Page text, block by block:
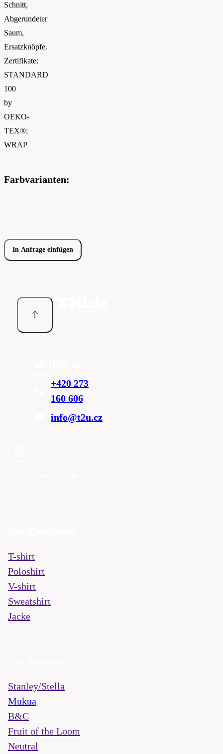
Schnitt,
Abgerundeter
Saum,
Ersatzknöpfe.
Zertifikate:
STANDARD
100
by
OEKO-
TEX®;
WRAP
Farbvarianten:
In Anfrage einfügen
+420 273
160 606
info@t2u.cz
T-shirt
Poloshirt
V-shirt
Sweatshirt
Jacke
Stanley/Stella
Mukua
B&C
Fruit of the Loom
Neutral